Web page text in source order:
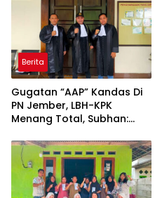
Berita
Gugatan “AAP” Kandas Di
PN Jember, LBH-KPK
Menang Total, Subhan: